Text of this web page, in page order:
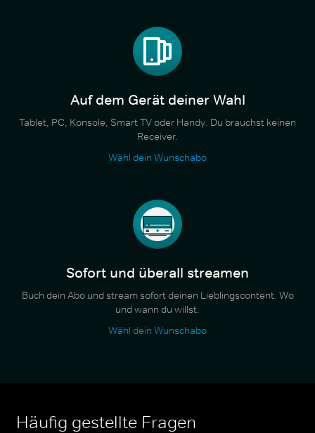
Auf dem Gerät deiner Wahl
Tablet, PC, Konsole, Smart TV oder Handy. Du brauchst keinen
Receiver.
Wähl dein Wunschabo
Sofort und überall streamen
Buch dein Abo und stream sofort deinen Lieblingscontent. Wo
und wann du willst.
Wähl dein Wunschabo
Häufig gestellte Fragen